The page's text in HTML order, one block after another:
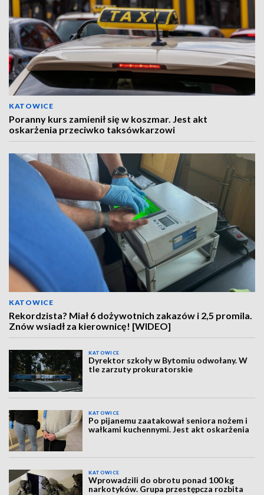
KATOWICE
Poranny kurs zamienił się w koszmar. Jest akt
oskarżenia przeciwko taksówkarzowi
KATOWICE
Rekordzista? Miał 6 dożywotnich zakazów i 2,5 promila.
Znów wsiadł za kierownicę! [WIDEO]
KATOWICE
Dyrektor szkoły w Bytomiu odwołany. W
tle zarzuty prokuratorskie
KATOWICE
Po pijanemu zaatakował seniora nożem i
wałkami kuchennymi. Jest akt oskarżenia
KATOWICE
Wprowadzili do obrotu ponad 100 kg
narkotyków. Grupa przestępcza rozbita